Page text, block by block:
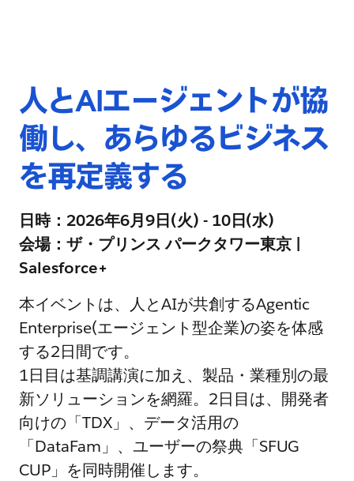
人とAIエージェントが協
働し、あらゆるビジネス
を再定義する
日時：2026年6月9日(火) - 10日(水)
会場：ザ・プリンス パークタワー東京 |
Salesforce+
本イベントは、人とAIが共創するAgentic
Enterprise(エージェント型企業)の姿を体感
する2日間です。
1日目は基調講演に加え、製品・業種別の最
新ソリューションを網羅。2日目は、開発者
向けの「TDX」、データ活用の
「DataFam」、ユーザーの祭典「SFUG
CUP」を同時開催します。